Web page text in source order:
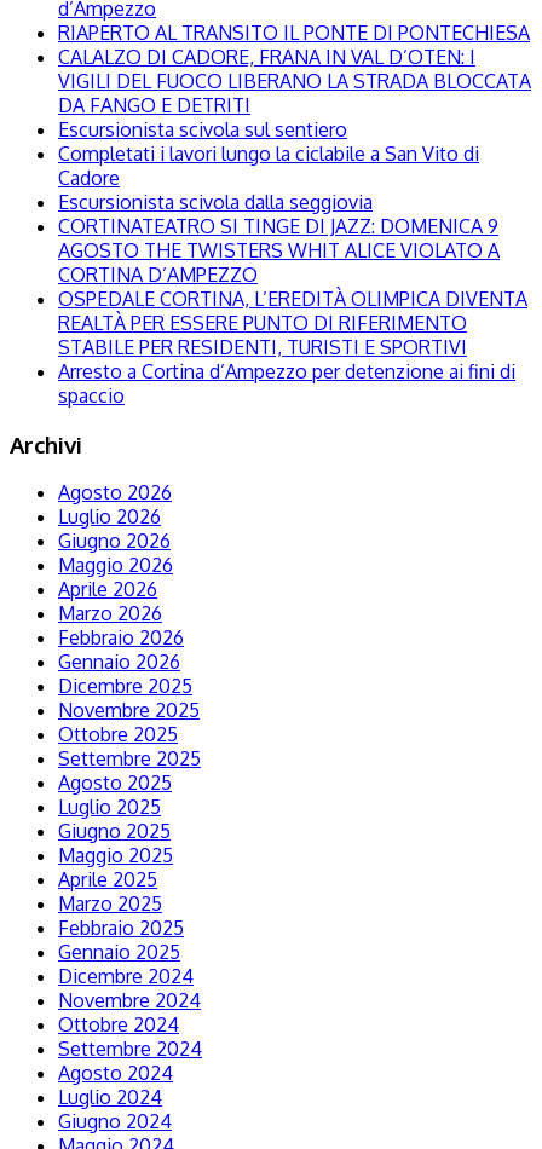
d’Ampezzo
RIAPERTO AL TRANSITO IL PONTE DI PONTECHIESA
CALALZO DI CADORE, FRANA IN VAL D’OTEN: I
VIGILI DEL FUOCO LIBERANO LA STRADA BLOCCATA
DA FANGO E DETRITI
Escursionista scivola sul sentiero
Completati i lavori lungo la ciclabile a San Vito di
Cadore
Escursionista scivola dalla seggiovia
CORTINATEATRO SI TINGE DI JAZZ: DOMENICA 9
AGOSTO THE TWISTERS WHIT ALICE VIOLATO A
CORTINA D’AMPEZZO
OSPEDALE CORTINA, L’EREDITÀ OLIMPICA DIVENTA
REALTÀ PER ESSERE PUNTO DI RIFERIMENTO
STABILE PER RESIDENTI, TURISTI E SPORTIVI
Arresto a Cortina d’Ampezzo per detenzione ai fini di
spaccio
Archivi
Agosto 2026
Luglio 2026
Giugno 2026
Maggio 2026
Aprile 2026
Marzo 2026
Febbraio 2026
Gennaio 2026
Dicembre 2025
Novembre 2025
Ottobre 2025
Settembre 2025
Agosto 2025
Luglio 2025
Giugno 2025
Maggio 2025
Aprile 2025
Marzo 2025
Febbraio 2025
Gennaio 2025
Dicembre 2024
Novembre 2024
Ottobre 2024
Settembre 2024
Agosto 2024
Luglio 2024
Giugno 2024